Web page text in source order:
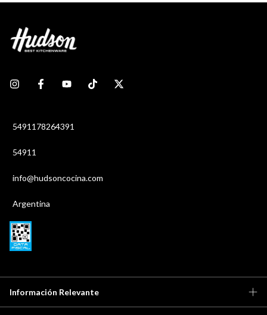
5491178264391
54911
info@hudsoncocina.com
Argentina
Información Relevante